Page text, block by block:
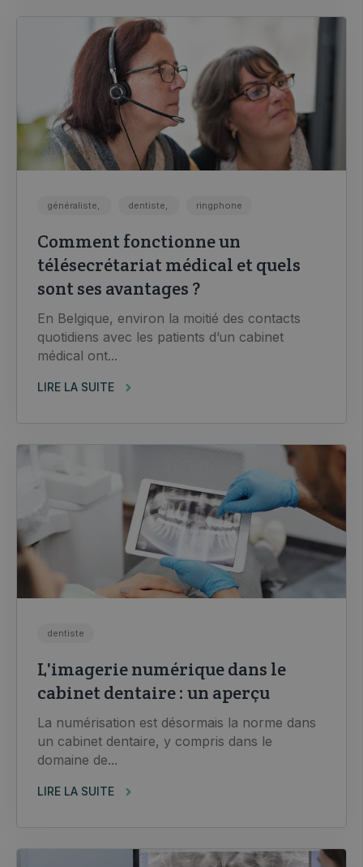
généraliste, dentiste, ringphone
Comment fonctionne un
télésecrétariat médical et quels
sont ses avantages ?
En Belgique, environ la moitié des contacts
quotidiens avec les patients d’un cabinet
médical ont...
LIRE LA SUITE
dentiste
L'imagerie numérique dans le
cabinet dentaire : un aperçu
La numérisation est désormais la norme dans
un cabinet dentaire, y compris dans le
domaine de...
LIRE LA SUITE